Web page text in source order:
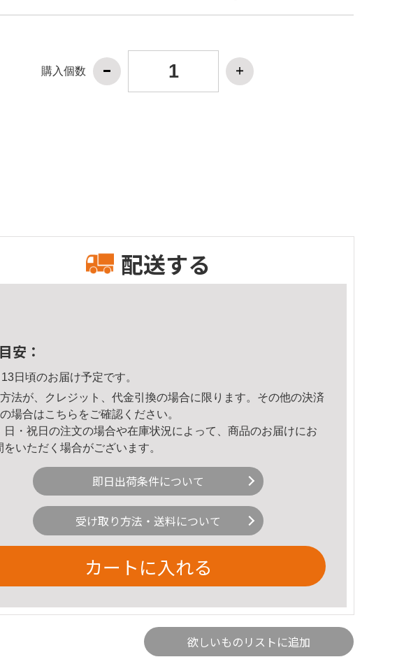
購入個数
配送する
安：
日頃のお届け予定です。
法が、クレジット、代金引換の場合に限ります。その他の決済
場合はこちら をご確認ください。
・祝日の注文の場合や在庫状況によって、商品のお届けにお
をいただく場合がございます。
即日出荷条件について
受け取り方法・送料について
カートに入れる
欲しいものリストに追加